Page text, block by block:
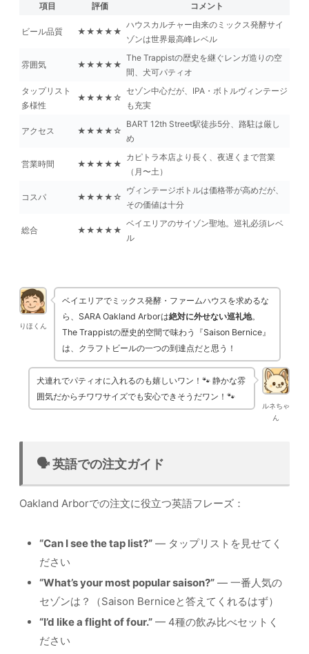
項目 評価 コメント
ビール品質 ★★★★★
ハウスカルチャー由来のミックス発酵サイ
ゾンは世界最高峰レベル
雰囲気 ★★★★★
The Trappistの歴史を継ぐレンガ造りの空
間、犬可パティオ
タップリスト
多様性
★★★★☆
セゾン中心だが、IPA・ボトルヴィンテージ
も充実
アクセス ★★★★☆
BART 12th Street駅徒歩5分、路駐は厳し
め
営業時間 ★★★★★
カピトラ本店より長く、夜遅くまで営業
（月〜土）
コスパ ★★★★☆
ヴィンテージボトルは価格帯が高めだが、
その価値は十分
総合 ★★★★★
ベイエリアのサイゾン聖地。巡礼必須レベ
ル
りほくん
ベイエリアでミックス発酵・ファームハウスを求めるな
ら、SARA Oakland Arborは絶対に外せない巡礼地。
The Trappistの歴史的空間で味わう『Saison Bernice』
は、クラフトビールの一つの到達点だと思う！
ルネちゃ
ん
犬連れでパティオに入れるのも嬉しいワン！🐾 静かな雰
囲気だからチワワサイズでも安心できそうだワン！🐾
🗣️ 英語での注文ガイド
Oakland Arborでの注文に役立つ英語フレーズ：
“Can I see the tap list?” — タップリストを見せてく
ださい
“What’s your most popular saison?” — 一番人気の
セゾンは？（Saison Berniceと答えてくれるはず）
“I’d like a flight of four.” — 4種の飲み比べセットく
ださい